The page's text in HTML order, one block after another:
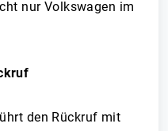
nur Volkswagen im
den Rückruf mit